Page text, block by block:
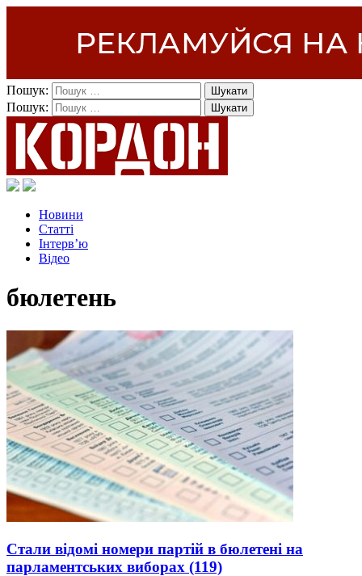
Пошук:
Пошук:
Новини
Статті
Інтерв’ю
Відео
бюлетень
Стали відомі номери партій в бюлетені на
парламентських виборах (119)